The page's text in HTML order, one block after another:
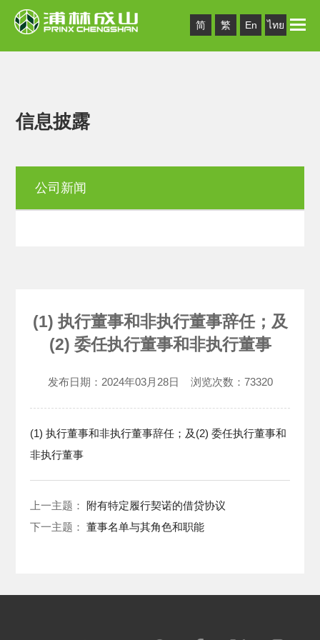
简 繁 En ไทย Toggle
信息披露
公司新闻
(1) 执行董事和非执行董事辞任；及
(2) 委任执行董事和非执行董事
发布日期： 2024年03月28日 浏览次数： 73320
(1) 执行董事和非执行董事辞任；及(2) 委任执行董事和
非执行董事
上一主题： 附有特定履行契诺的借贷协议
下一主题：董事名单与其角色和职能